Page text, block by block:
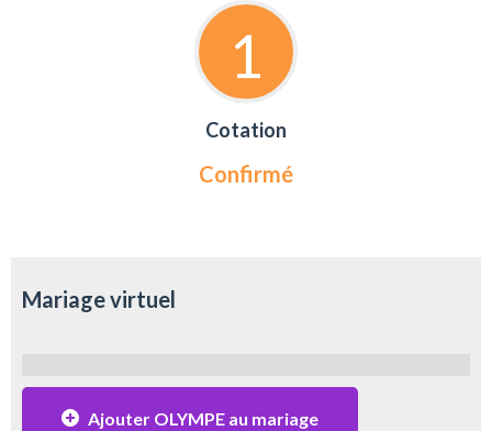
1
Cotation
Confirmé
Mariage virtuel
Ajouter OLYMPE au mariage